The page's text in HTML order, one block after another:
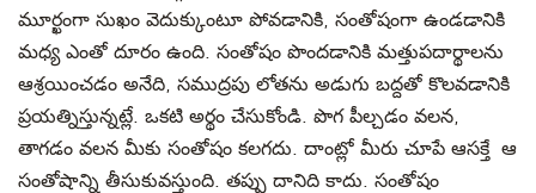
మూర్ఖంగా సుఖం వెదుక్కుంటూ పోవడానికి, సంతోషంగా ఉండడానికి
మధ్య ఎంతో దూరం ఉంది. సంతోషం పొందడానికి మత్తుపదార్థాలను
ఆశ్రయించడం అనేది, సముద్రపు లోతను అడుగు బద్దతో కొలవడానికి
ప్రయత్నిస్తున్నట్లే. ఒకటి అర్థం చేసుకోండి. పొగ పీల్చడం వలన,
తాగడం వలన మీకు సంతోషం కలగదు. దాంట్లో మీరు చూపే ఆసక్తే ఆ
సంతోషాన్ని తీసుకువస్తుంది. తప్పు దానిది కాదు. సంతోషం